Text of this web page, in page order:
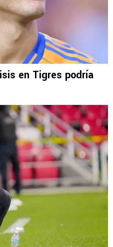
en Tigres podría